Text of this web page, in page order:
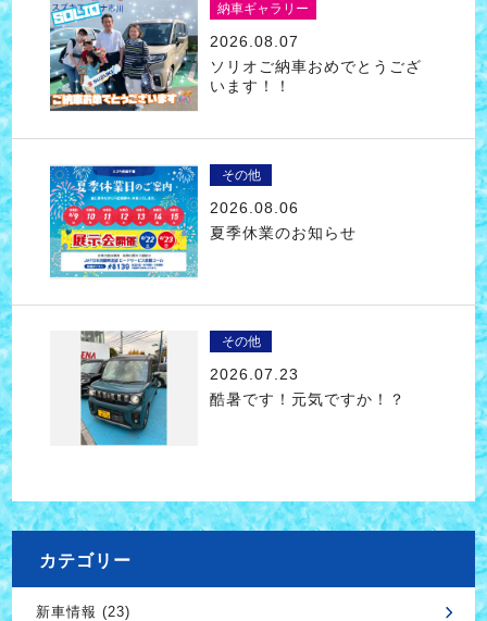
納車ギャラリー
2026.08.07
ソリオご納車おめでとうござ
います！！
その他
2026.08.06
夏季休業のお知らせ
その他
2026.07.23
酷暑です！元気ですか！？
カテゴリー
新車情報 (23)